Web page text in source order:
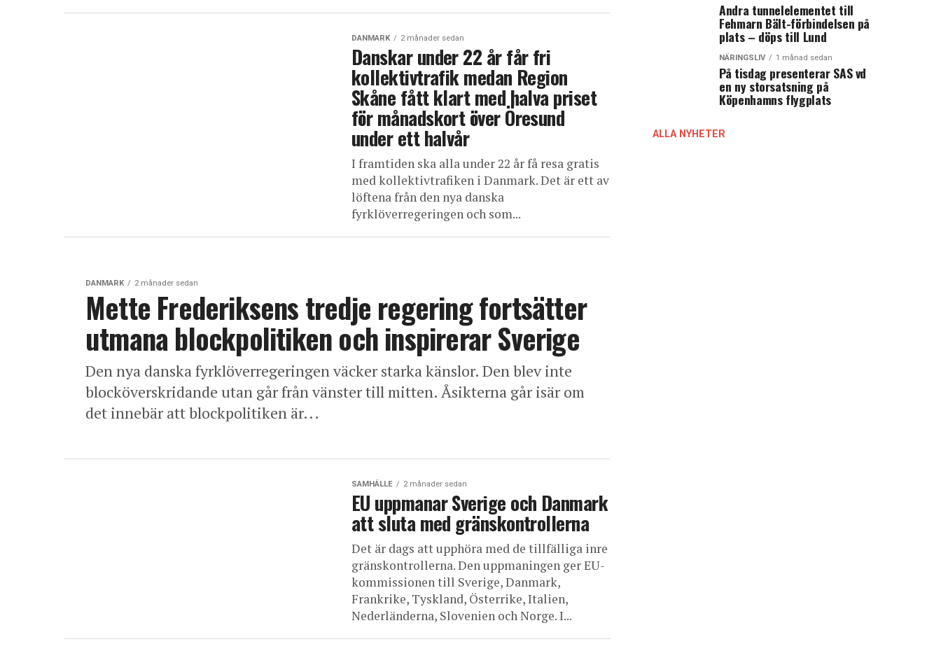
DANMARK 2 månader sedan
Danskar under 22 år får fri
kollektivtrafik medan Region
Skåne fått klart med halva priset
för månadskort över Öresund
under ett halvår
I framtiden ska alla under 22 år få resa gratis
med kollektivtrafiken i Danmark. Det är ett av
löftena från den nya danska
fyrklöverregeringen och som...
DANMARK 2 månader sedan
Mette Frederiksens tredje regering fortsätter
utmana blockpolitiken och inspirerar Sverige
Den nya danska fyrklöverregeringen väcker starka känslor. Den blev inte
blocköverskridande utan går från vänster till mitten. Åsikterna går isär om
det innebär att blockpolitiken är...
SAMHÄLLE 2 månader sedan
EU uppmanar Sverige och Danmark
att sluta med gränskontrollerna
Det är dags att upphöra med de tillfälliga inre
gränskontrollerna. Den uppmaningen ger EU-
kommissionen till Sverige, Danmark,
Frankrike, Tyskland, Österrike, Italien,
Nederländerna, Slovenien och Norge. I...
Andra tunnelelementet till
Fehmarn Bält-förbindelsen på
plats – döps till Lund
NÄRINGSLIV 1 månad sedan
På tisdag presenterar SAS vd
en ny storsatsning på
Köpenhamns flygplats
ALLA NYHETER